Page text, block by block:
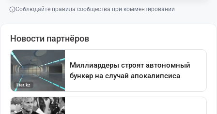
Соблюдайте правила сообщества при комментировании